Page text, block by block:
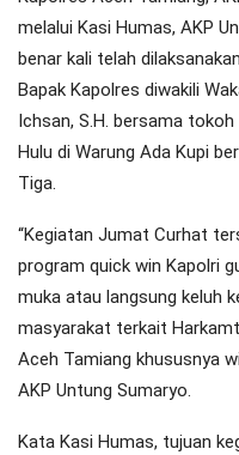
melalui Kasi Humas, AKP
benar kali telah
Bapak Kapolres diwakili
Ichsan, S.H. bersama
Hulu di Warung Ada Kupi
Tiga.
“Kegiatan Jumat Curhat
program quick win Kapolri
muka atau langsung keluh
masyarakat terkait
Aceh Tamiang khususnya
AKP Untung Sumaryo.
Kata Kasi Humas, tujuan